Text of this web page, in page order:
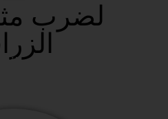
لضرب
سافانا